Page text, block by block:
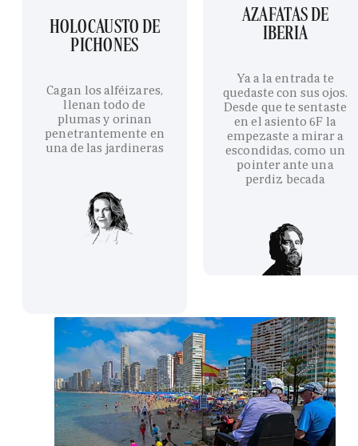
HOLOCAUSTO DE
PICHONES
Cagan los alféizares,
llenan todo de
plumas y orinan
penetrantemente en
una de las jardineras
AZAFATAS DE
IBERIA
Ya a la entrada te
quedaste con sus ojos.
Desde que te sentaste
en el asiento 6F la
empezaste a mirar a
escondidas, como un
pointer ante una
perdiz becada